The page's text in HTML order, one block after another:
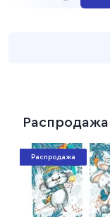
Распродажа
Распродажа